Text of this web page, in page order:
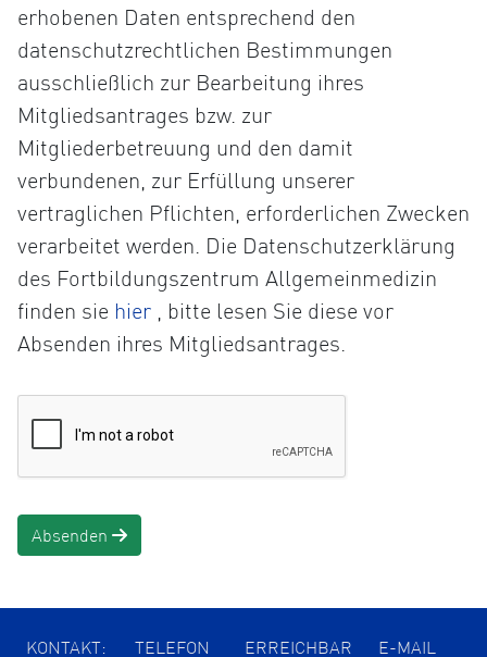
erhobenen Daten entsprechend den
datenschutzrechtlichen Bestimmungen
ausschließlich zur Bearbeitung ihres
Mitgliedsantrages bzw. zur
Mitgliederbetreuung und den damit
verbundenen, zur Erfüllung unserer
vertraglichen Pflichten, erforderlichen Zwecken
verarbeitet werden. Die Datenschutzerklärung
des Fortbildungszentrum Allgemeinmedizin
finden sie hier
Öffnet
die
einem
neuen
, bitte lesen Sie diese vor
Absenden ihres Mitgliedsantrages.
Absenden
KONTAKT: TELEFON ERREICHBAR E-MAIL